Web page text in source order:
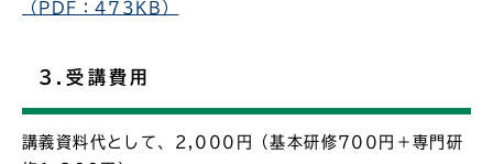
（PDF：473KB）
3.受講費用
講義資料代として、2,000円（基本研修700円＋専門研